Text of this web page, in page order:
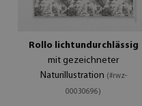
Rollo lichtundurchlässig
mit gezeichneter
Naturillustration (#rwz-
00030696)